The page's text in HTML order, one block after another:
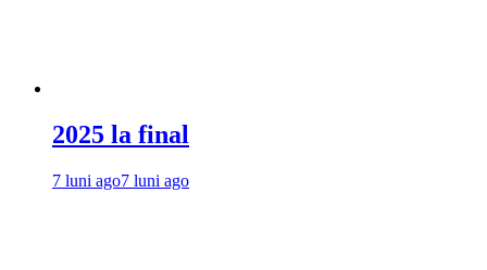
2025 la final
7 luni ago7 luni ago